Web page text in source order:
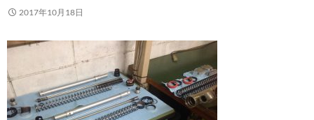
2017年10月18日